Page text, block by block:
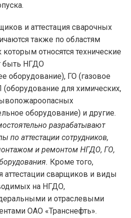
и аттестация сварочных
также по областям
которым относятся технические
быть НГДО
оборудование), ГО (газовое
для химических,
оборудование) и другие.
разрабатывают
по аттестации сотрудников,
и ремонтом НГДО, ГО,
Кроме того,
аттестации сварщиков и виды
на НГДО,
и отраслевыми
ОАО «Транснефть».